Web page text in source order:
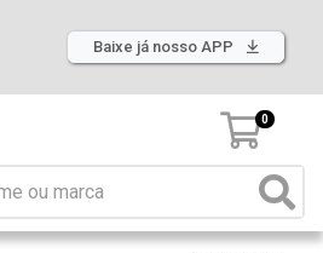
Baixe já nosso APP
0